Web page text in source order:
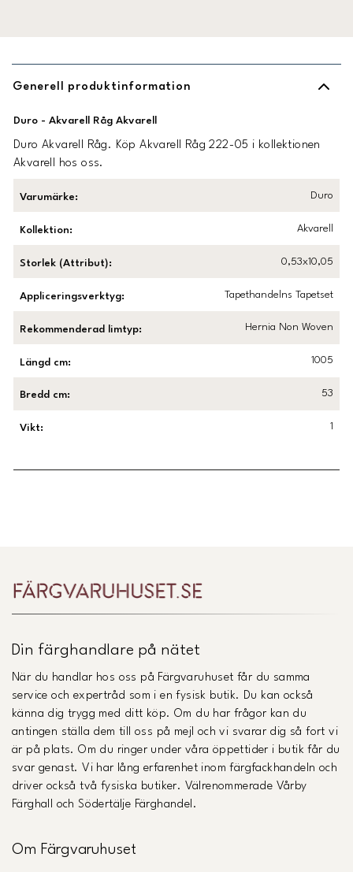
Generell produktinformation
Duro - Akvarell Råg Akvarell
Duro Akvarell Råg. Köp Akvarell Råg 222-05 i kollektionen
Akvarell hos oss.
Varumärke: Duro
Kollektion: Akvarell
Storlek (Attribut): 0,53x10,05
Appliceringsverktyg: Tapethandelns Tapetset
Rekommenderad limtyp: Hernia Non Woven
Längd cm: 1005
Bredd cm: 53
Vikt: 1
Din färghandlare på nätet
När du handlar hos oss på Färgvaruhuset får du samma
service och expertråd som i en fysisk butik. Du kan också
känna dig trygg med ditt köp. Om du har frågor kan du
antingen ställa dem till oss på mejl och vi svarar dig så fort vi
är på plats. Om du ringer under våra öppettider i butik får du
svar genast. Vi har lång erfarenhet inom färgfackhandeln och
driver också två fysiska butiker. Välrenommerade Vårby
Färghall och Södertälje Färghandel.
Om Färgvaruhuset